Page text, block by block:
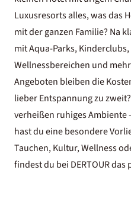
Luxusresorts alles, was das
mit der ganzen Familie? Na
mit Aqua-Parks,
Wellnessbereichen und
Angeboten bleiben die
lieber Entspannung zu
verheißen ruhiges Ambiente
hast du eine besondere
Tauchen, Kultur, Wellness
findest du bei DERTOUR das